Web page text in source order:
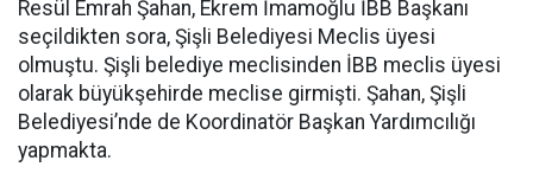
Resül Emrah Şahan, Ekrem İmamoğlu İBB Başkanı
seçildikten sora, Şişli Belediyesi Meclis üyesi
olmuştu. Şişli belediye meclisinden İBB meclis üyesi
olarak büyükşehirde meclise girmişti. Şahan, Şişli
Belediyesi’nde de Koordinatör Başkan Yardımcılığı
yapmakta.